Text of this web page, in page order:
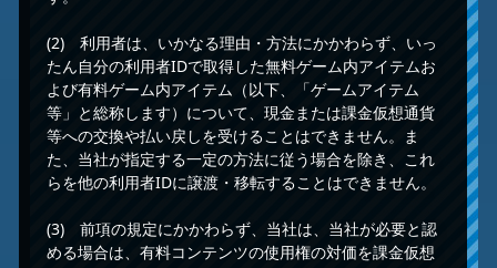
(2) 利用者は、いかなる理由・方法にかかわらず、いっ
たん自分の利用者IDで取得した無料ゲーム内アイテムお
よび有料ゲーム内アイテム（以下、「ゲームアイテム
等」と総称します）について、現金または課金仮想通貨
等への交換や払い戻しを受けることはできません。ま
た、当社が指定する一定の方法に従う場合を除き、これ
らを他の利用者IDに譲渡・移転することはできません。
(3) 前項の規定にかかわらず、当社は、当社が必要と認
める場合は、有料コンテンツの使用権の対価を課金仮想